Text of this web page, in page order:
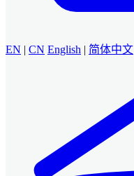
EN | CN English | 简体中文